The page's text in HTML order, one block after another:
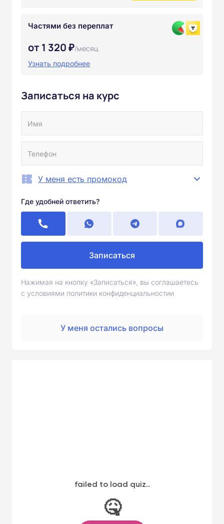
Частями без переплат
от 1 320 ₽/месяц
Узнать подробнее
Записаться на курс
У меня есть промокод
Где удобней ответить?
Записаться
Нажимая на кнопку «Записаться», вы соглашаетесь
с условиями политики конфиденциальностии
У меня остались вопросы